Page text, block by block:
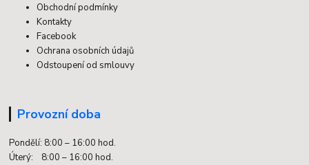
Obchodní podmínky
Kontakty
Facebook
Ochrana osobních údajů
Odstoupení od smlouvy
Provozní doba
Pondělí: 8:00 – 16:00 hod.
Úterý: 8:00 – 16:00 hod.